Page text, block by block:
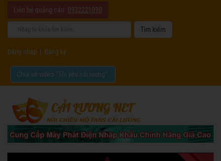
Liên hệ quảng cáo: 0932221090
Đăng nhập Đăng ký
Chia sẻ video "Tôi yêu cải lương".